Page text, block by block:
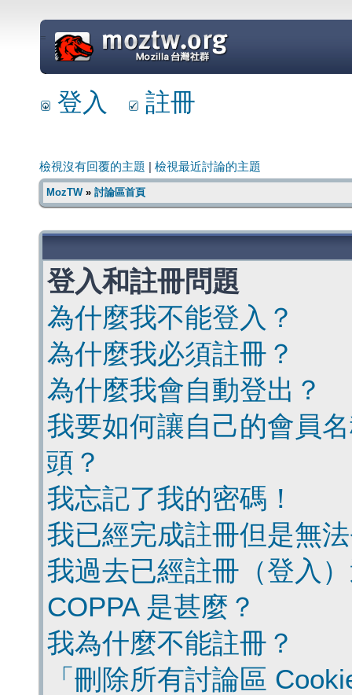
=
登入 註冊
檢視沒有回覆的主題 檢視最近討論的主題
MozTW» 討論區首頁
登入和註冊問題
為什麼我不能登入？
為什麼我必須註冊？
為什麼我會自動登出？
我要如何讓自己的會員
頭？
我忘記了我的密碼！
我已經完成註冊但是無
我過去已經註冊（登入
COPPA 是甚麼？
我為什麼不能註冊？
「刪除所有討論區